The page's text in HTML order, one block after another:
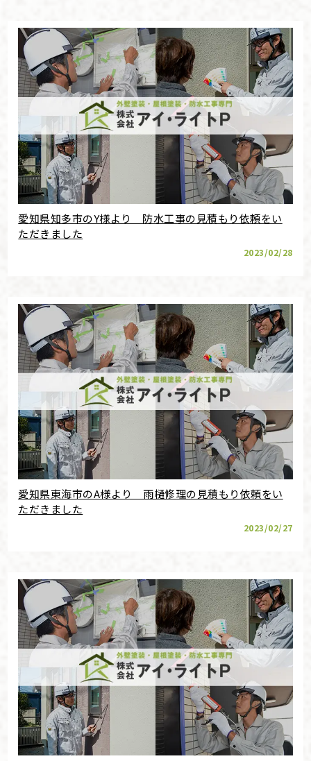
愛知県知多市のY様より 防水工事の見積もり依頼をい
ただきました
2023/02/28
愛知県東海市のA様より 雨樋修理の見積もり依頼をい
ただきました
2023/02/27